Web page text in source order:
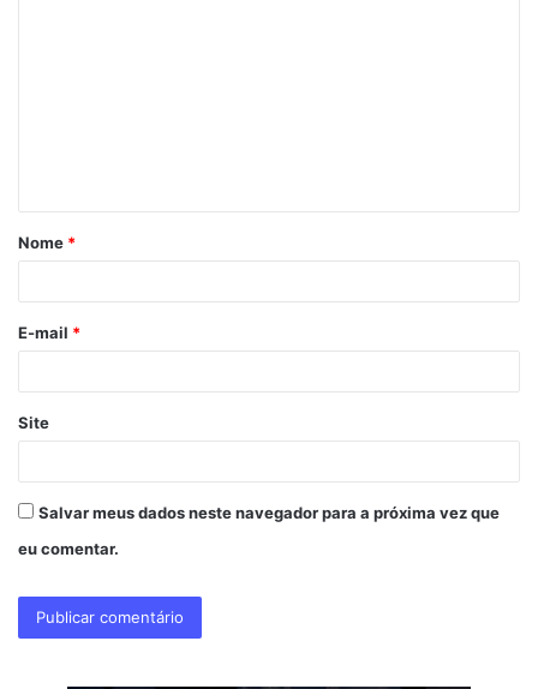
á
r
*
Nome *
E-mail *
Site
Salvar meus dados neste navegador para a próxima vez que
eu comentar.